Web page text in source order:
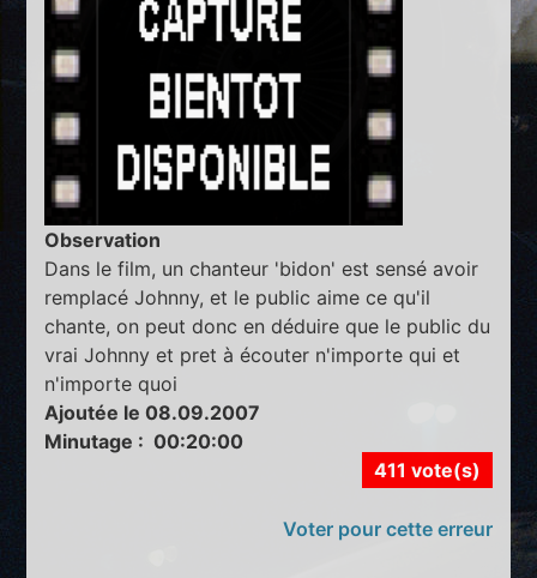
Observation
Dans le film, un chanteur 'bidon' est sensé avoir
remplacé Johnny, et le public aime ce qu'il
chante, on peut donc en déduire que le public du
vrai Johnny et pret à écouter n'importe qui et
n'importe quoi
Ajoutée le 08.09.2007
Minutage : 00:20:00
411 vote(s)
Voter pour cette erreur